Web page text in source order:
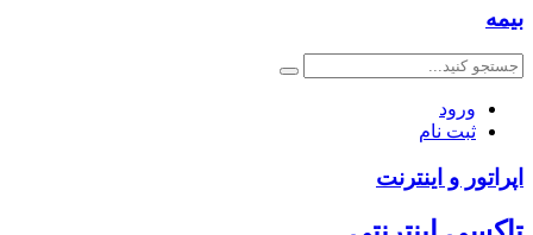
بیمه
ورود
ثبت نام
اپراتور و اینترنت